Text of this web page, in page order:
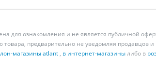
ознакомления и не является публичной
предварительно не уведомляя продавцов
магазины atlant, в интернет-магазинылибо в